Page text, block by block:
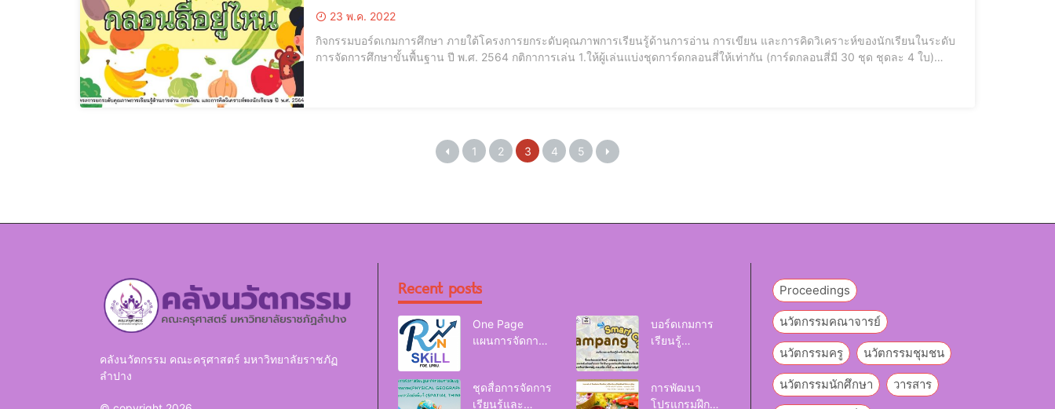
23 พ.ค. 2022
กิจกรรมบอร์ดเกมการศึกษา ภายใต้โครงการยกระดับคุณภาพการเรียนรู้ด้านการอ่าน การเขียน และการคิดวิเคราะห์ของนักเรียนในระดับ
การจัดการศึกษาขั้นพื้นฐาน ปี พ.ศ. 2564 กติกาการเล่น 1.ให้ผู้เล่นแบ่งชุดการ์ดกลอนสี่ให้เท่ากัน (การ์ดกลอนสี่มี 30 ชุด ชุดละ 4 ใบ)
1 2 3 4 5
คลังนวัตกรรม คณะครุศาสตร์ มหาวิทยาลัยราชภัฏ
ลำปาง
Recent posts
One Page
แผนการจัดการ
| FOE. LPRU.
บอร์ดเกมการ
เรียนรู้
ชุดสื่อการจัดการ
เรียนรู้และ
การพัฒนา
โปรแกรมฝึก
Proceedings
นวัตกรรมคณาจารย์
นวัตกรรมครู นวัตกรรมชุมชน
นวัตกรรมนักศึกษา วารสาร